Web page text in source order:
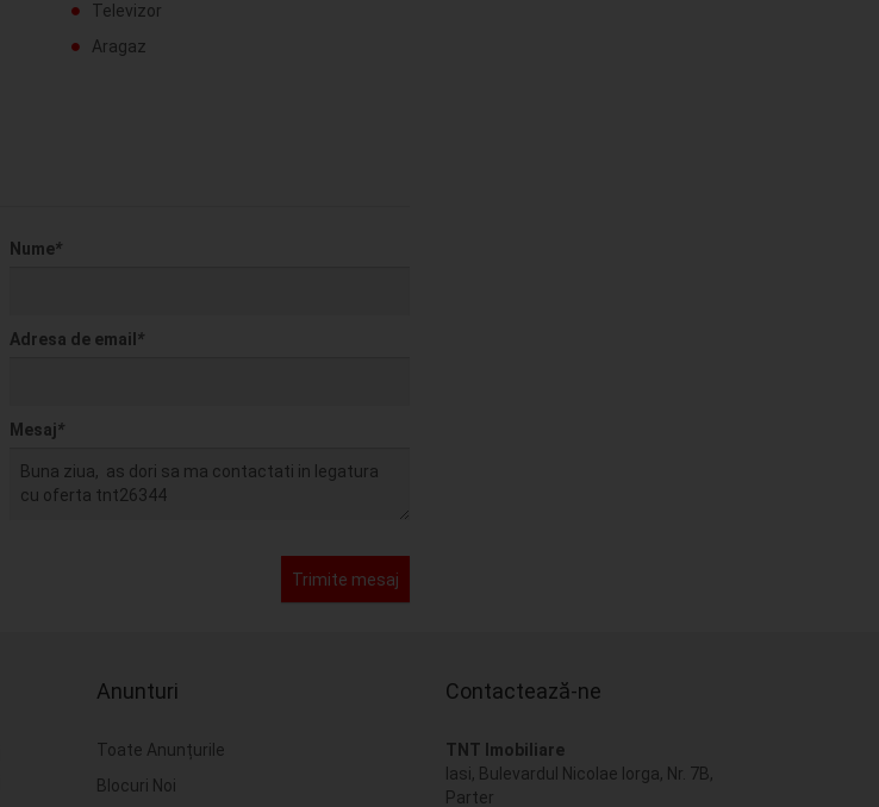
Televizor
Aragaz
Nume*
Adresa de email *
Mesaj*
Trimite mesaj
Anunturi
Toate Anunțurile
Blocuri Noi
Contactează-ne
TNT Imobiliare
Iasi, Bulevardul Nicolae Iorga, Nr. 7B,
Parter